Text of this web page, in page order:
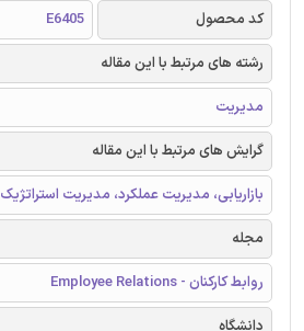
کد محصول
E6405
رشته های مرتبط با این مقاله
مدیریت
گرایش های مرتبط با این مقاله
بازاریابی، مدیریت عملکرد، مدیریت استراتژیک
مجله
روابط کارکنان - Employee Relations